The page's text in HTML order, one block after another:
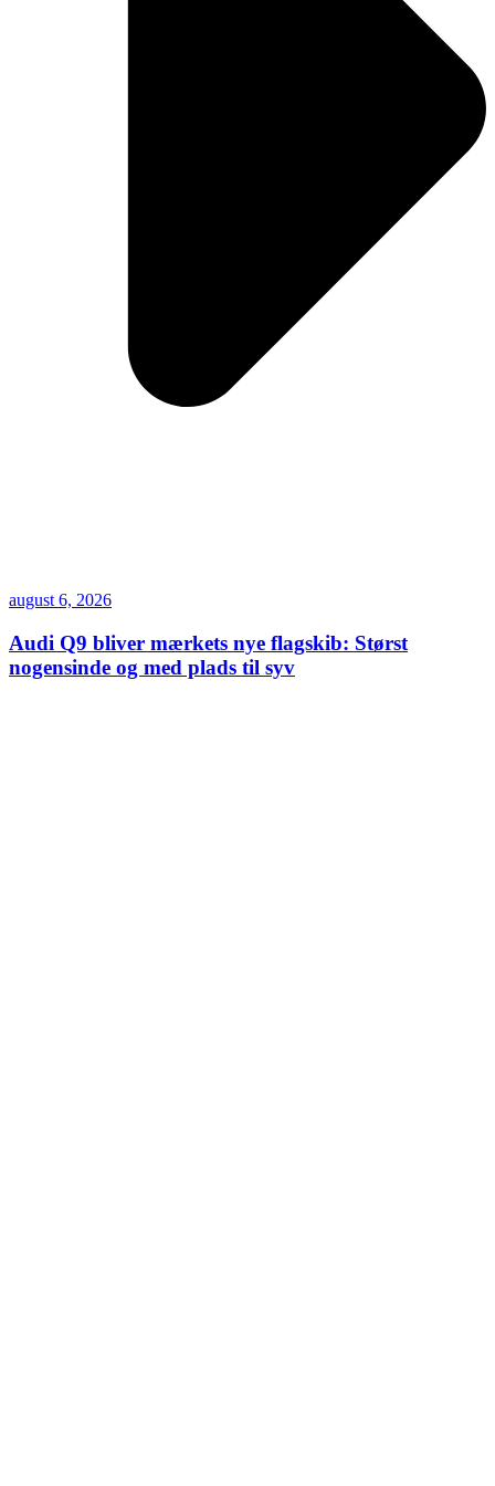
august 6, 2026
Audi Q9 bliver mærkets nye flagskib: Størst
nogensinde og med plads til syv